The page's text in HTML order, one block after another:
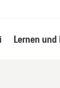
Lernen